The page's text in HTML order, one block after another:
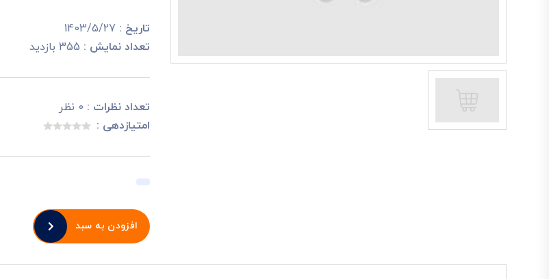
تاریخ : 1403/5/27
تعداد نمایش : 355 بازدید
تعداد نظرات : 0 نظر
امتیازدهی :
افزودن به سبد